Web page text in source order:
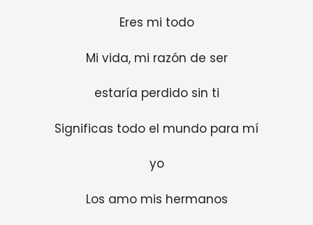
Eres mi todo
Mi vida, mi razón de ser
estaría perdido sin ti
Significas todo el mundo para mí
yo
Los amo mis hermanos